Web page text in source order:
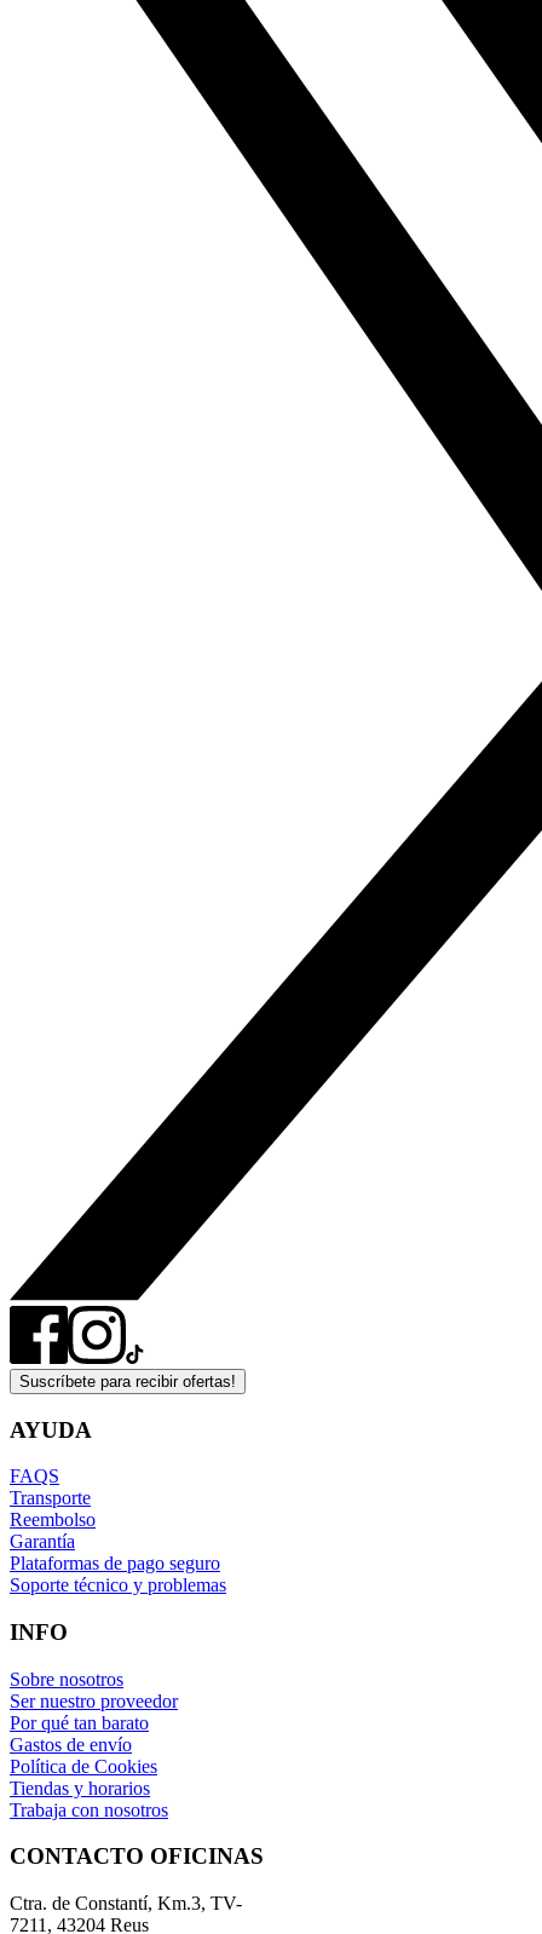
Suscríbete para recibir ofertas!
AYUDA
FAQS
Transporte
Reembolso
Garantía
Plataformas de pago seguro
Soporte técnico y problemas
INFO
Sobre nosotros
Ser nuestro proveedor
Por qué tan barato
Gastos de envío
Política de Cookies
Tiendas y horarios
Trabaja con nosotros
CONTACTO OFICINAS
Ctra. de Constantí, Km.3, TV-
7211, 43204 Reus